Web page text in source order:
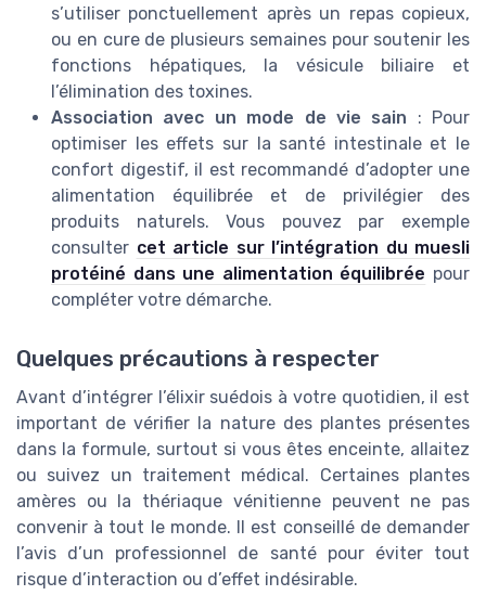
s’utiliser ponctuellement après un repas copieux,
ou en cure de plusieurs semaines pour soutenir les
fonctions hépatiques, la vésicule biliaire et
l’élimination des toxines.
Association avec un mode de vie sain : Pour
optimiser les effets sur la santé intestinale et le
confort digestif, il est recommandé d’adopter une
alimentation équilibrée et de privilégier des
produits naturels. Vous pouvez par exemple
consulter cet article sur l’intégration du muesli
protéiné dans une alimentation équilibrée pour
compléter votre démarche.
Quelques précautions à respecter
Avant d’intégrer l’élixir suédois à votre quotidien, il est
important de vérifier la nature des plantes présentes
dans la formule, surtout si vous êtes enceinte, allaitez
ou suivez un traitement médical. Certaines plantes
amères ou la thériaque vénitienne peuvent ne pas
convenir à tout le monde. Il est conseillé de demander
l’avis d’un professionnel de santé pour éviter tout
risque d’interaction ou d’effet indésirable.